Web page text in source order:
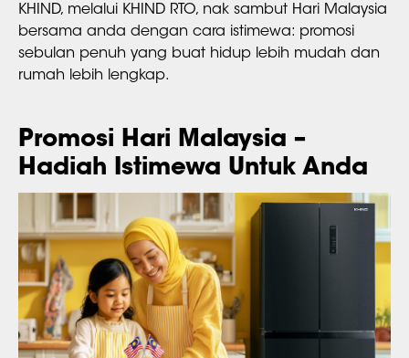
KHIND, melalui KHIND RTO, nak sambut Hari Malaysia
bersama anda dengan cara istimewa: promosi
sebulan penuh yang buat hidup lebih mudah dan
rumah lebih lengkap.
Promosi Hari Malaysia –
Hadiah Istimewa Untuk Anda